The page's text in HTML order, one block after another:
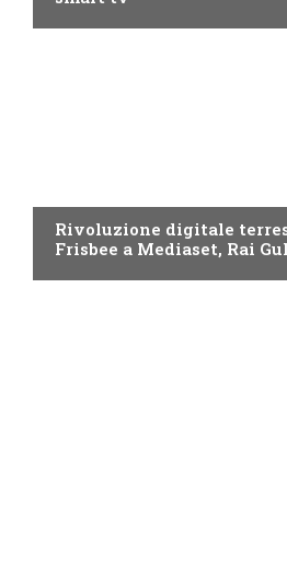
Rivoluzione digitale
Frisbee a Mediaset, Rai